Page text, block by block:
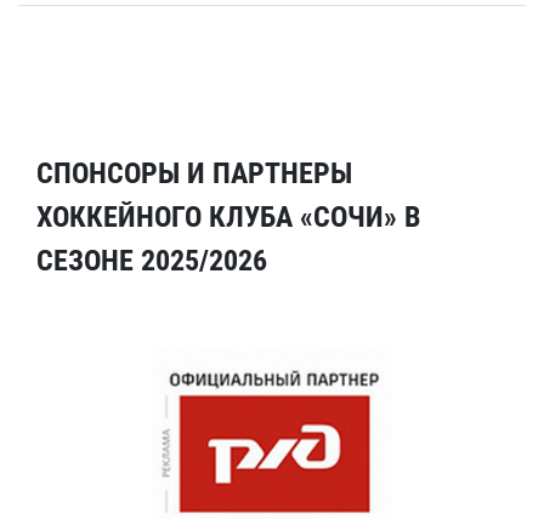
СПОНСОРЫ И ПАРТНЕРЫ
ХОККЕЙНОГО КЛУБА «СОЧИ» В
СЕЗОНЕ 2025/2026